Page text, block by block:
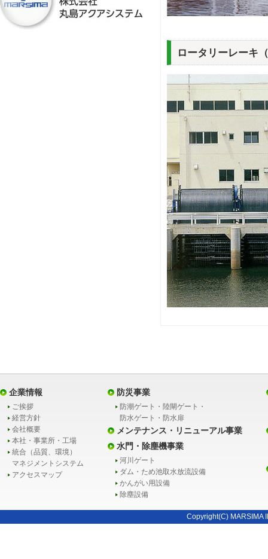
ロータリーレーキ
企業情報
ご挨拶
経営方針
会社概要
本社・事業所・工場
統合（品質、環境）
マネジメントシステム
アクセスマップ
防災事業
防潮ゲート・陸閘ゲート・
防水ゲート・防水扉
メンテナンス・リニューアル事業
水門・除塵機事業
河川ゲート
ダム・ため池取水放流設備
かんがい用設備
除塵設備
Copyright(C) MARSIMA